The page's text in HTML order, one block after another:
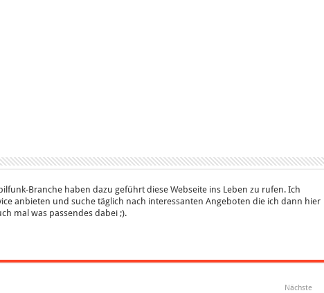
Branche haben dazu geführt diese Webseite ins Leben zu rufen. Ich
anbieten und suche täglich nach interessanten Angeboten die ich dann hier
mal was passendes dabei ;).
Nächste